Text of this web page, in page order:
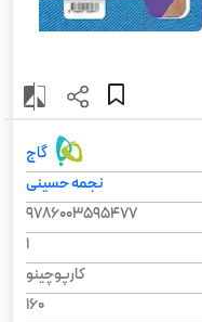
گاج
نجمه حسینی
9786003595477
1
کارپوچینو
160